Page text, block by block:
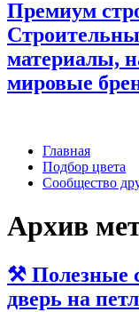
Премиум
материалы,
мировые
Главная
Подбор цвета
Сообщество
Архив
⚒️ Полезные
дверь на